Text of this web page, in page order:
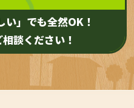
い」でも全然OK！
談ください！